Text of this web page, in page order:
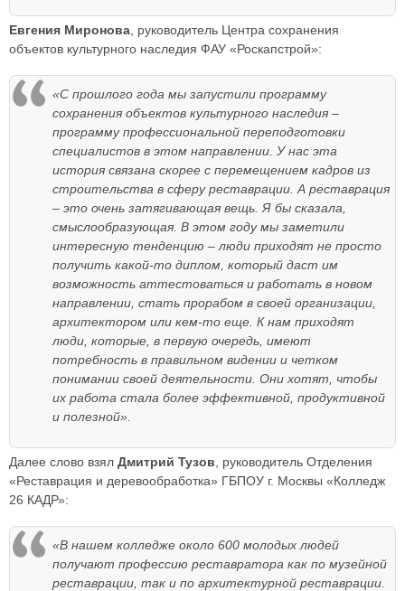
Евгения Миронова , руководитель Центра сохранения
объектов культурного наследия ФАУ «Роскапстрой»:
«С прошлого года мы запустили программу
сохранения объектов культурного наследия –
программу профессиональной переподготовки
специалистов в этом направлении. У нас эта
история связана скорее с перемещением кадров из
строительства в сферу реставрации. А реставрация
– это очень затягивающая вещь. Я бы сказала,
смыслообразующая. В этом году мы заметили
интересную тенденцию – люди приходят не просто
получить какой-то диплом, который даст им
возможность аттестоваться и работать в новом
направлении, стать прорабом в своей организации,
архитектором или кем-то еще. К нам приходят
люди, которые, в первую очередь, имеют
потребность в правильном видении и четком
понимании своей деятельности. Они хотят, чтобы
их работа стала более эффективной, продуктивной
и полезной».
Далее слово взял Дмитрий Тузов , руководитель Отделения
«Реставрация и деревообработка» ГБПОУ г. Москвы «Колледж
26 КАДР»:
«В нашем колледже около 600 молодых людей
получают профессию реставратора как по музейной
реставрации, так и по архитектурной реставрации.